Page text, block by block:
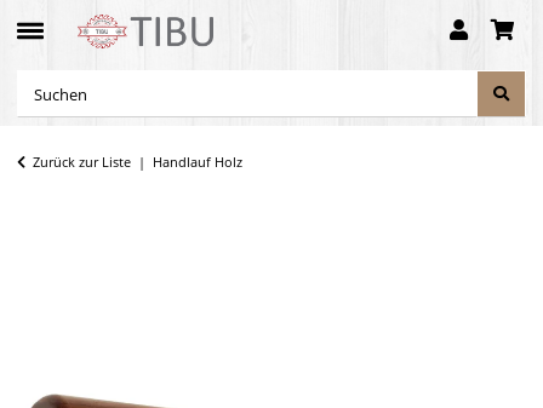
Zurück zur Liste Handlauf Holz